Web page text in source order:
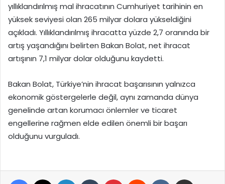
yıllıklandırılmış mal ihracatının Cumhuriyet tarihinin en
yüksek seviyesi olan 265 milyar dolara yükseldiğini
açıkladı. Yıllıklandırılmış ihracatta yüzde 2,7 oranında bir
artış yaşandığını belirten Bakan Bolat, net ihracat
artışının 7,1 milyar dolar olduğunu kaydetti.
Bakan Bolat, Türkiye’nin ihracat başarısının yalnızca
ekonomik göstergelerle değil, aynı zamanda dünya
genelinde artan korumacı önlemler ve ticaret
engellerine rağmen elde edilen önemli bir başarı
olduğunu vurguladı.
Facebook LinkedIn Tumblr Pinterest Reddit VKontakte